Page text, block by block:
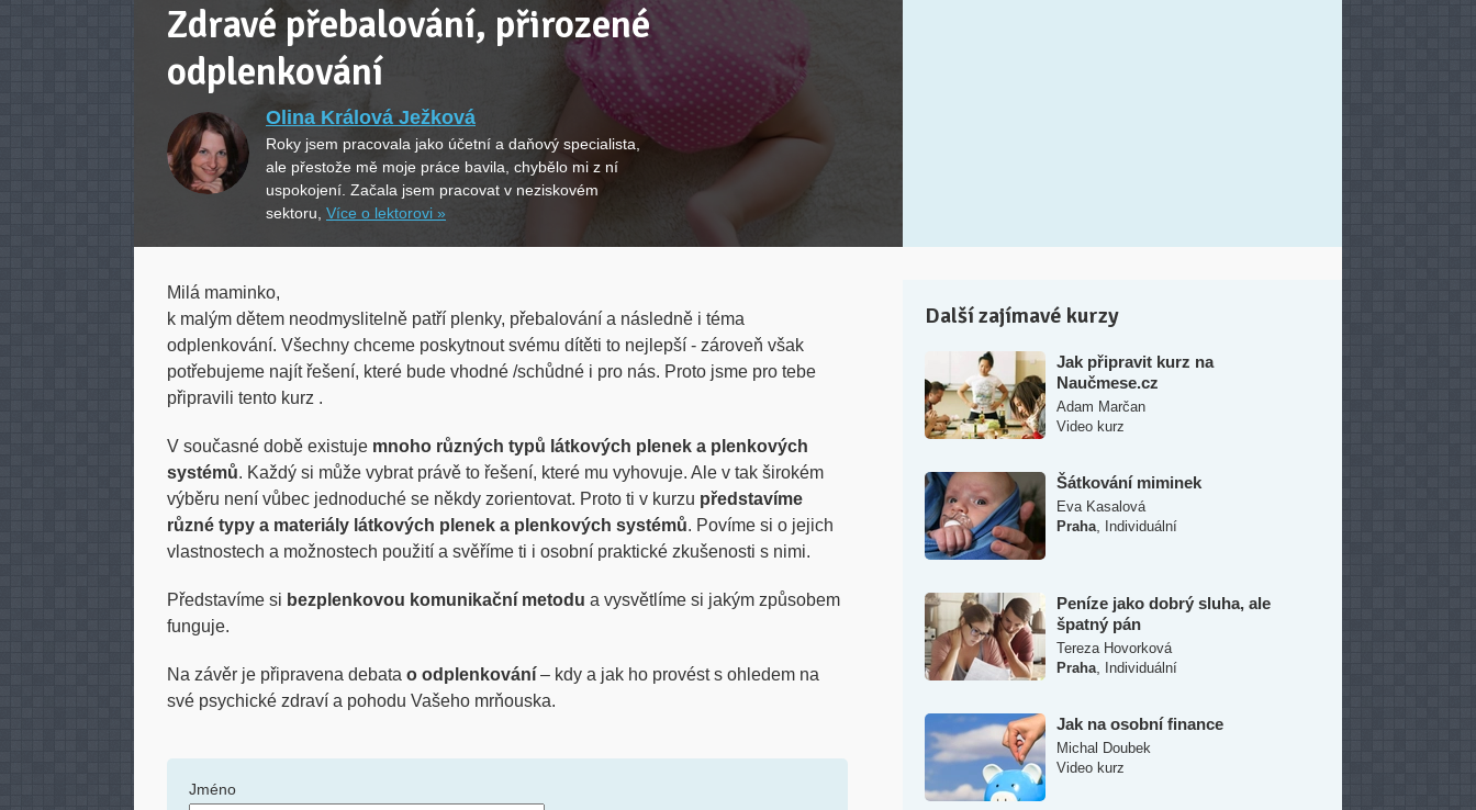
Zdravé přebalování, přirozené
odplenkování
Olina Králová Ježková
Roky jsem pracovala jako účetní a daňový specialista,
ale přestože mě moje práce bavila, chybělo mi z ní
uspokojení. Začala jsem pracovat v neziskovém
sektoru, Více o lektorovi »
Milá maminko,
k malým dětem neodmyslitelně patří plenky, přebalování a následně i téma
odplenkování. Všechny chceme poskytnout svému dítěti to nejlepší - zároveň však
potřebujeme najít řešení, které bude vhodné /schůdné i pro nás. Proto jsme pro tebe
připravili tento kurz .
V současné době existuje mnoho různých typů látkových plenek a plenkových
systémů. Každý si může vybrat právě to řešení, které mu vyhovuje. Ale v tak širokém
výběru není vůbec jednoduché se někdy zorientovat. Proto ti v kurzu představíme
různé typy a materiály látkových plenek a plenkových systémů. Povíme si o jejich
vlastnostech a možnostech použití a svěříme ti i osobní praktické zkušenosti s nimi.
Představíme si bezplenkovou komunikační metodu a vysvětlíme si jakým způsobem
funguje.
Na závěr je připravena debata o odplenkování – kdy a jak ho provést s ohledem na
své psychické zdraví a pohodu Vašeho mrňouska.
Jméno
Další zajímavé kurzy
Jak připravit kurz na
Naučmese.cz
Adam Marčan
Video kurz
Šátkování miminek
Eva Kasalová
Praha
Individuální
Peníze jako dobrý sluha, ale
špatný pán
Tereza Hovorková
Praha
Individuální
Jak na osobní finance
Michal Doubek
Video kurz